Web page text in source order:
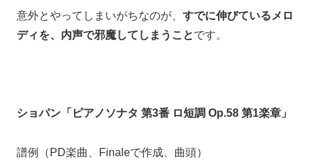
意外とやってしまいがちなのが、 すでに伸びているメロ
ディを、内声で邪魔してしまうことです。
ショパン「ピアノソナタ 第3番 ロ短調 Op.58 第1楽章」
譜例（PD楽曲、Finaleで作成、曲頭）